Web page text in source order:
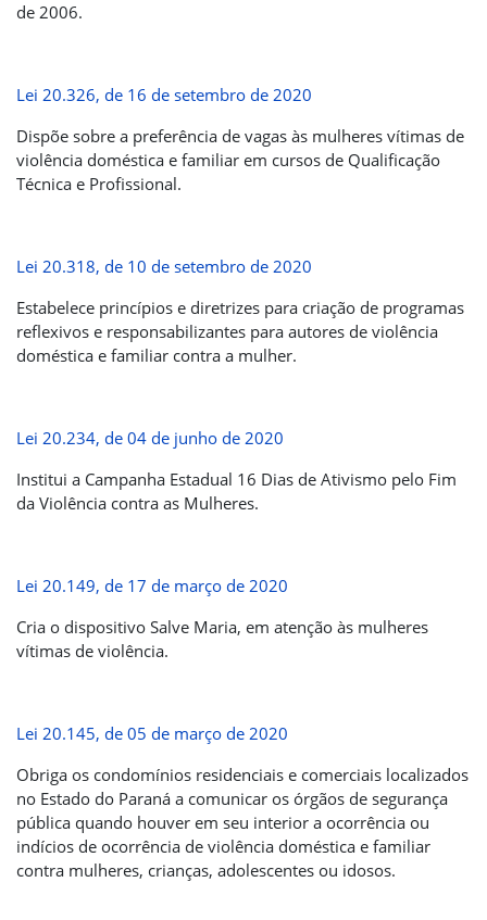
de 2006.
Lei 20.326, de 16 de setembro de 2020
Dispõe sobre a preferência de vagas às mulheres vítimas de
violência doméstica e familiar em cursos de Qualificação
Técnica e Profissional.
Lei 20.318, de 10 de setembro de 2020
Estabelece princípios e diretrizes para criação de programas
reflexivos e responsabilizantes para autores de violência
doméstica e familiar contra a mulher.
Lei 20.234, de 04 de junho de 2020
Institui a Campanha Estadual 16 Dias de Ativismo pelo Fim
da Violência contra as Mulheres.
Lei 20.149, de 17 de março de 2020
Cria o dispositivo Salve Maria, em atenção às mulheres
vítimas de violência.
Lei 20.145, de 05 de março de 2020
Obriga os condomínios residenciais e comerciais localizados
no Estado do Paraná a comunicar os órgãos de segurança
pública quando houver em seu interior a ocorrência ou
indícios de ocorrência de violência doméstica e familiar
contra mulheres, crianças, adolescentes ou idosos.